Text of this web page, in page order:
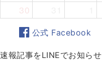
30
公式 Facebook
速報記事をLINEでお知らせ